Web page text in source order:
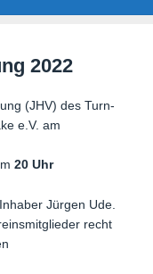
2022
(JHV) des Turn-
e.V. am
20 Uhr
Jürgen Ude.
recht